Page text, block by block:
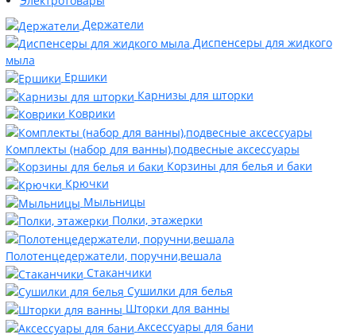
Держатели
Диспенсеры для жидкого
мыла
Ершики
Карнизы для шторки
Коврики
Комплекты (набор для ванны),подвесные аксессуары
Корзины для белья и баки
Крючки
Мыльницы
Полки, этажерки
Полотенцедержатели, поручни,вешала
Стаканчики
Сушилки для белья
Шторки для ванны
Аксессуары для бани